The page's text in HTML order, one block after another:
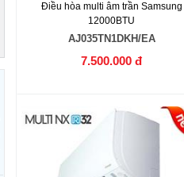
Điều hòa multi âm trần Samsung
12000BTU
AJ035TN1DKH/EA
7.500.000 đ